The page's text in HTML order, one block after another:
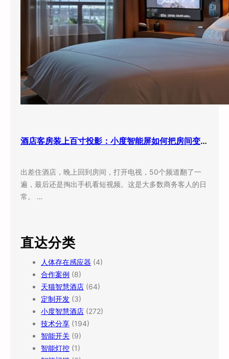
酒店客房装上百寸投影：小度智能屏如何把房间变成”第三空间”
出差住酒店，晚上回到房间，打开电视，50个频道翻了一
遍，最后还是掏出手机看短视频。这是大多数商务客人的日
常。 …
直达分类
人体存在感应器 (4)
合作案例 (8)
天猫智慧酒店 (64)
定制开发 (3)
小度智慧酒店 (272)
技术分享 (194)
智能开关 (9)
智能灯控 (1)